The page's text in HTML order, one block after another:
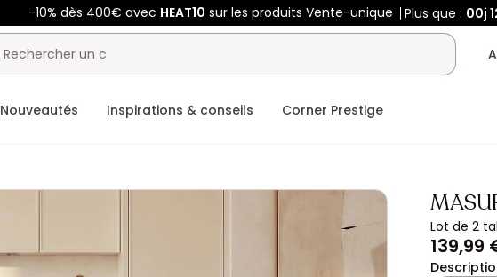
-10% dès 400€ avec HEAT10 sur les produits Vente-unique Plus que : 00j
Nouveautés Inspirations & conseils Corner Prestige
Lot de 2
139,99